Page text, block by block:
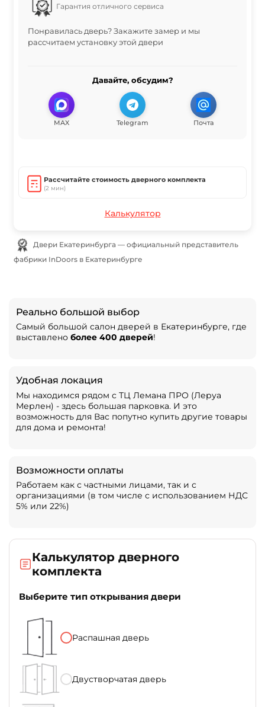
Гарантия отличного сервиса
Понравилась дверь? Закажите замер и мы
рассчитаем установку этой двери
Давайте, обсудим?
MAX Telegram Почта
Рассчитайте стоимость дверного комплекта
(2 мин)
Калькулятор
фабрики InDoors в Екатеринбурге
Реально большой выбор
Самый большой салон дверей в Екатеринбурге, где
выставлено более 400 дверей!
Удобная локация
Мы находимся рядом с ТЦ Лемана ПРО (Леруа
Мерлен) - здесь большая парковка. И это
возможность для Вас попутно купить другие товары
для дома и ремонта!
Возможности оплаты
Работаем как с частными лицами, так и с
организациями (в том числе с использованием НДС
5% или 22%)
Калькулятор дверного
комплекта
Выберите тип открывания двери
Распашная дверь
Двустворчатая дверь